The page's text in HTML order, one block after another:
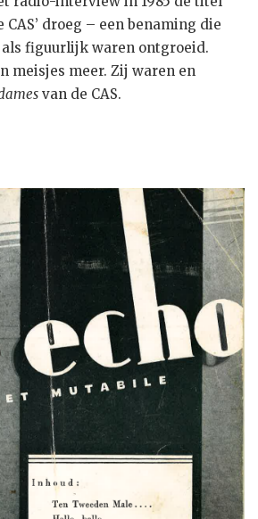
CAS’ droeg – een benaming die
figuurlijk waren ontgroeid.
meisjes meer. Zij waren en
van de CAS.